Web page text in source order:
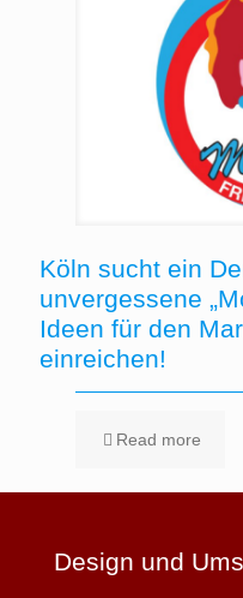
Köln sucht ein
unvergessene
Ideen für den
einreichen!
Read more
Design und